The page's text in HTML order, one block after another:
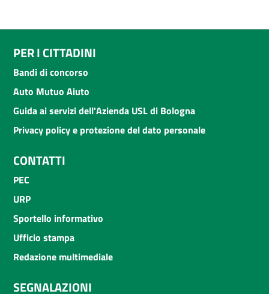
PER I CITTADINI
Bandi di concorso
Auto Mutuo Aiuto
Guida ai servizi dell'Azienda USL di Bologna
Privacy policy e protezione del dato personale
CONTATTI
PEC
URP
Sportello informativo
Ufficio stampa
Redazione multimediale
SEGNALAZIONI